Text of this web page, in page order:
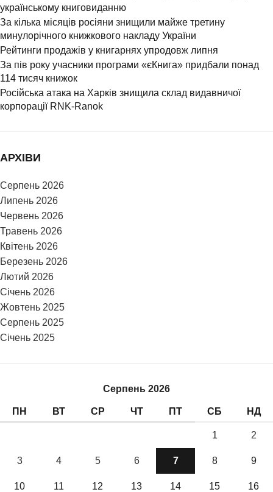
українському книговиданню
За кілька місяців росіяни знищили майже третину
минулорічного книжкового накладу України
Рейтинги продажів у книгарнях упродовж липня
За пів року учасники програми «єКнига» придбали понад
114 тисяч книжок
Російська атака на Харків знищила склад видавничої
корпорації RNK-Ranok
АРХІВИ
Серпень 2026
Липень 2026
Червень 2026
Травень 2026
Квітень 2026
Березень 2026
Лютий 2026
Січень 2026
Жовтень 2025
Серпень 2025
Січень 2025
Серпень 2026
ПН ВТ СР ЧТ ПТ СБ НД
1 2
3 4 5 6 7 8 9
10 11 12 13 14 15 16